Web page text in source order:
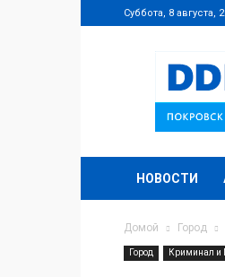
Суббота, 8 августа,
НОВОСТИ
Домой Город
Город Криминал и